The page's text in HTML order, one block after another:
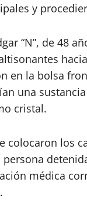
y
“N”, de 48
en la bolsa
una
cristal.
colocaron
médica